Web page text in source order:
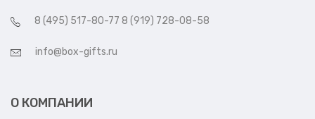
8 (495) 517-80-77 8 (919) 728-08-58
info@box-gifts.ru
О КОМПАНИИ